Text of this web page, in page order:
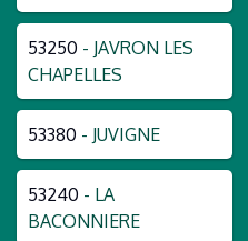
53250 - JAVRON LES
CHAPELLES
53380 - JUVIGNE
53240 - LA
BACONNIERE